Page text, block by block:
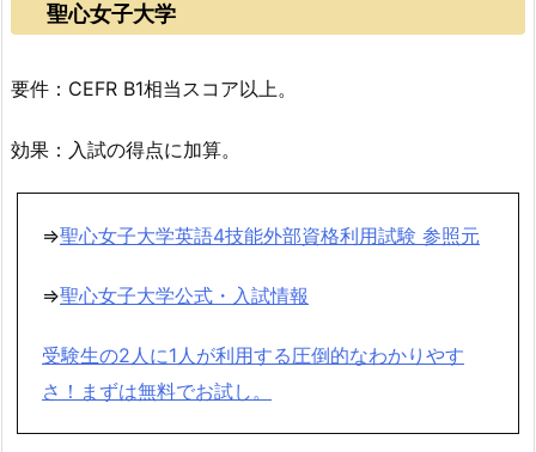
聖心女子大学
要件：CEFR B1相当スコア以上。
効果：入試の得点に加算。
⇒聖心女子大学英語4技能外部資格利用試験 参照元
⇒聖心女子大学公式・入試情報
受験生の2人に1人が利用する圧倒的なわかりやす
さ！まずは無料でお試し。